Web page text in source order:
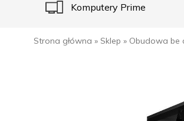
Komputery Prime
Strona główna » Sklep » Obudowa be